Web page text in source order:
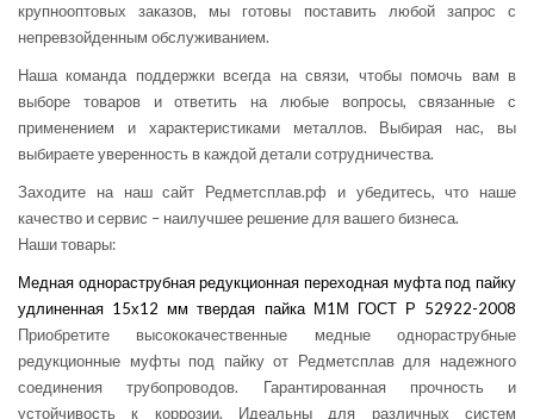
крупнооптовых заказов, мы готовы поставить любой запрос с
непревзойденным обслуживанием.
Наша команда поддержки всегда на связи, чтобы помочь вам в
выборе товаров и ответить на любые вопросы, связанные с
применением и характеристиками металлов. Выбирая нас, вы
выбираете уверенность в каждой детали сотрудничества.
Заходите на наш сайт Редметсплав.рф и убедитесь, что наше
качество и сервис – наилучшее решение для вашего бизнеса.
Наши товары:
Медная однораструбная редукционная переходная муфта под пайку
удлиненная 15х12 мм твердая пайка М1М ГОСТ Р 52922-2008
Приобретите высококачественные медные однораструбные
редукционные муфты под пайку от Редметсплав для надежного
соединения трубопроводов. Гарантированная прочность и
устойчивость к коррозии. Идеальны для различных систем